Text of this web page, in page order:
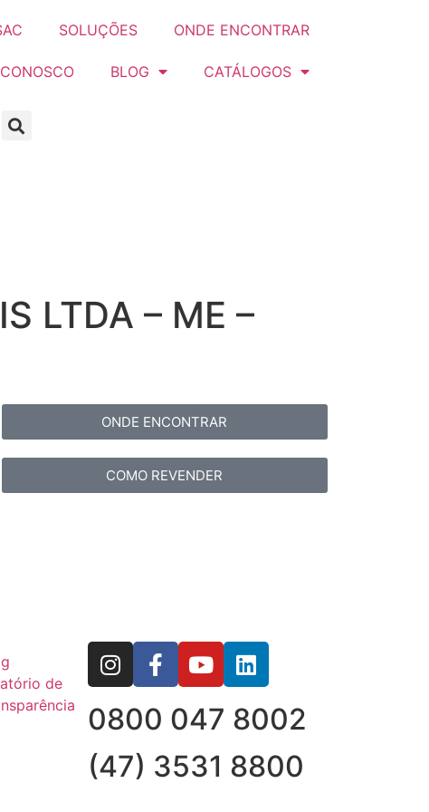
SOLUÇÕES ONDE ENCONTRAR
BLOG CATÁLOGOS
LTDA – ME –
ONDE ENCONTRAR
COMO REVENDER
de
0800 047 8002
(47) 3531 8800